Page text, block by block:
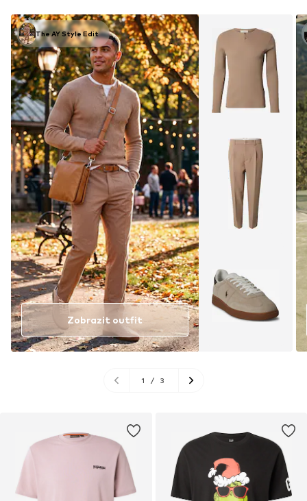
The AY Style Edit
Zobrazit outfit
1 / 3